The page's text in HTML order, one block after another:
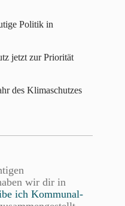
Politik in
jetzt zur Priorität
des Klimaschutzes
wir dir in
ich Kommunal-